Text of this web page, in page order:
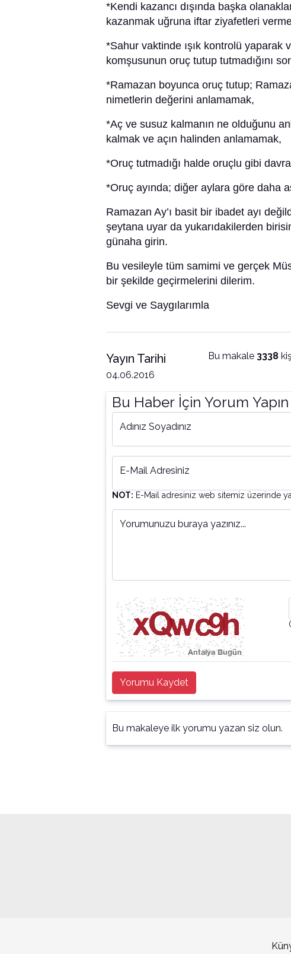
*Kendi kazancı dışında başka
kazanmak uğruna iftar ziyafetleri
*Sahur vaktinde ışık kontrolü
komşusunun oruç tutup tutmadığını
*Ramazan boyunca oruç tutup;
nimetlerin değerini anlamamak,
*Aç ve susuz kalmanın ne olduğunu
kalmak ve açın halinden anlamamak,
*Oruç tutmadığı halde oruçlu gibi
*Oruç ayında; diğer aylara göre daha
Ramazan Ay’ı basit bir ibadet ayı
şeytana uyar da yukarıdakilerden
günaha girin.
Bu vesileyle tüm samimi ve gerçek
bir şekilde geçirmelerini dilerim.
Sevgi ve Saygılarımla
Yayın Tarihi
04.06.2016
Bu makale 3338
Bu Haber İçin Yorum Yapın
Adınız Soyadınız
E-Mail Adresiniz
NOT: E-Mail adresiniz web sitemiz üzerinde
Yorumunuzu buraya yazınız...
Yorumu Kaydet
Bu makaleye ilk yorumu yazan siz olun.